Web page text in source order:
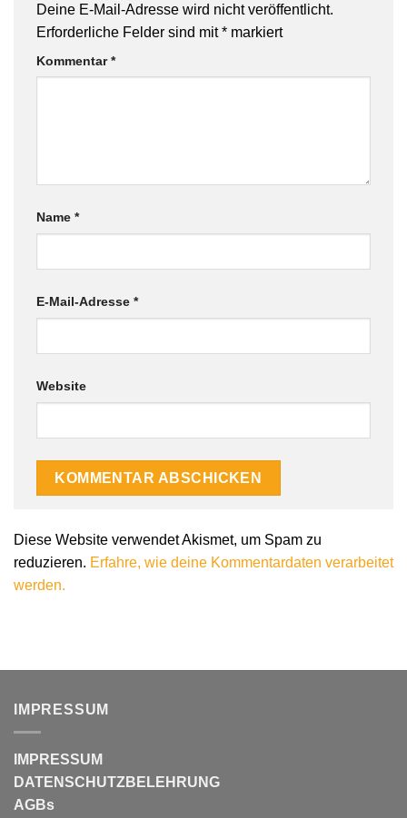
Deine E-Mail-Adresse wird nicht veröffentlicht.
Erforderliche Felder sind mit* markiert
Kommentar*
Name *
E-Mail-Adresse *
Website
Diese Website verwendet Akismet, um Spam zu
reduzieren. Erfahre, wie deine Kommentardaten verarbeitet
werden.
IMPRESSUM
IMPRESSUM
DATENSCHUTZBELEHRUNG
AGBs